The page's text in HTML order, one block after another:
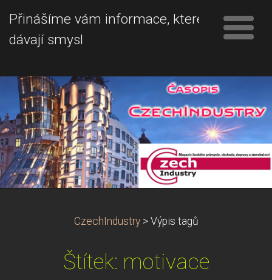
Přinášíme vám informace, které
dávají smysl
CzechIndustry > Výpis tagů
Štítek: motivace